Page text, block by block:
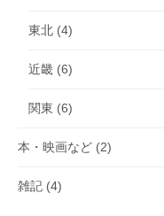
東北 (4)
近畿 (6)
関東 (6)
本・映画など (2)
雑記 (4)